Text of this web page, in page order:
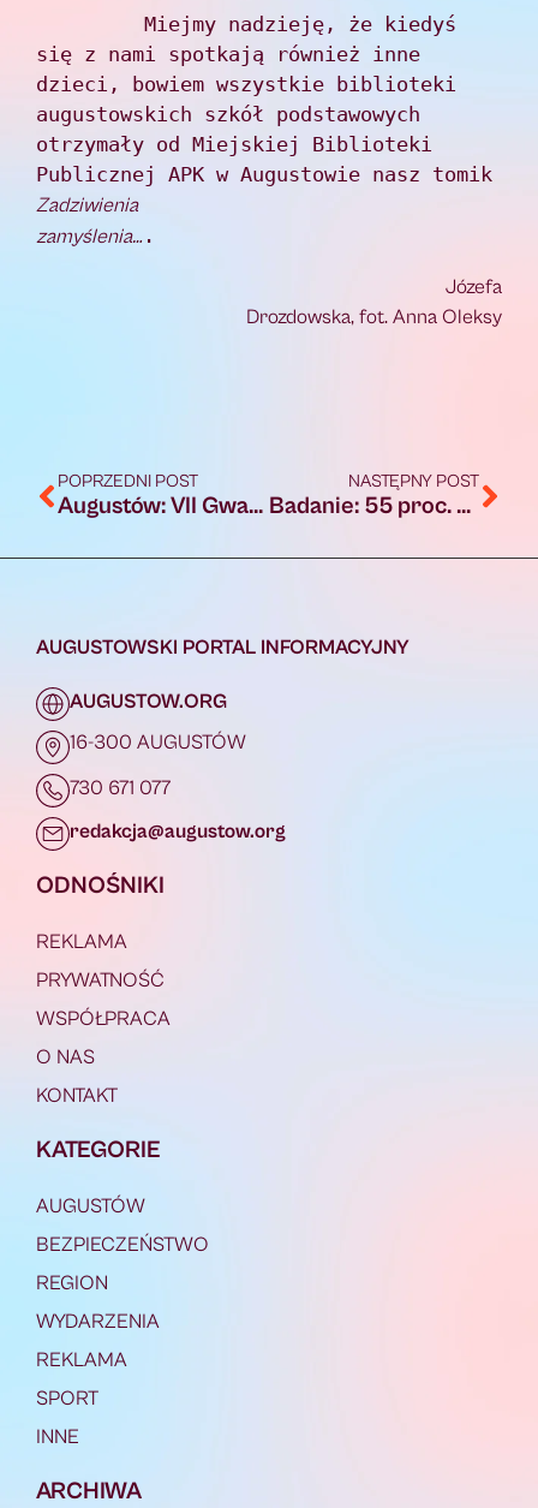
się z nami spotkają również inne
dzieci, bowiem wszystkie biblioteki
augustowskich szkół podstawowych
otrzymały od Miejskiej Biblioteki
Zadziwienia
zamyślenia…
Józefa
Drozdowska, fot. Anna Oleksy
POPRZEDNI POST
Augustów: VII Gwardyjskie Mistrzostwa Polski 2024 oraz II Mistrzostwa Polski Służb Mundurowych 2024 Kettlebell Sport/20.07.2024
NASTĘPNY POST
Badanie: 55 proc. Polaków, którzy nie jadą na wakacje, nie ma na to odpowiednich środków
AUGUSTOWSKI PORTAL INFORMACYJNY
AUGUSTOW.ORG
16-300 AUGUSTÓW
730 671 077
redakcja@augustow.org
ODNOŚNIKI
REKLAMA
PRYWATNOŚĆ
WSPÓŁPRACA
O NAS
KONTAKT
KATEGORIE
AUGUSTÓW
BEZPIECZEŃSTWO
REGION
WYDARZENIA
REKLAMA
SPORT
INNE
ARCHIWA